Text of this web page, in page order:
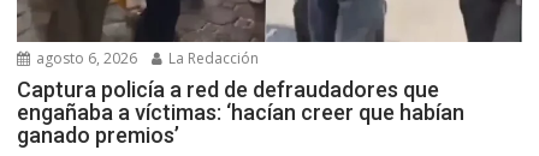
agosto 6, 2026 La Redacción
Captura policía a red de defraudadores que
engañaba a víctimas: ‘hacían creer que habían
ganado premios’